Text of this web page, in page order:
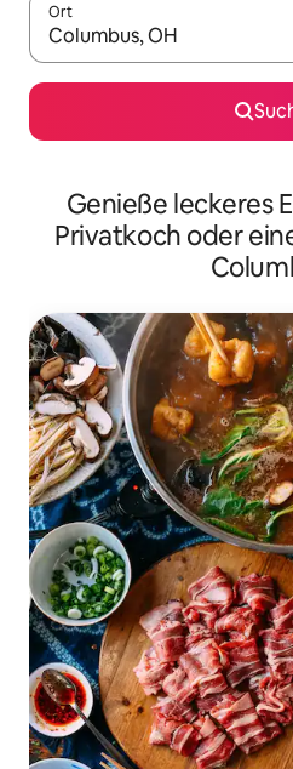
Ort
Wenn Ergebnisse verfügbar
Genieße leckeres
Privatkoch oder